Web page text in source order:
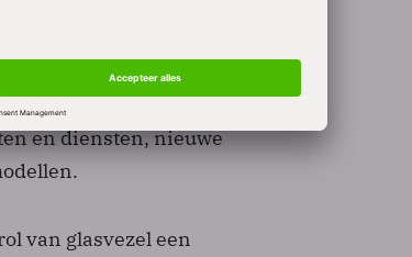
maar verkent ook
en diensten, nieuwe
van glasvezel een